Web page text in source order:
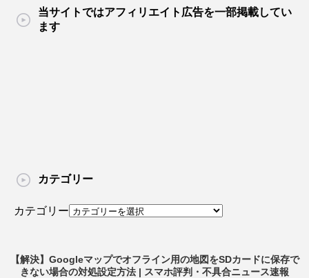
当サイトではアフィリエイト広告を一部掲載してい
ます
カテゴリー
カテゴリー
【解決】Googleマップでオフライン用の地図をSDカードに保存で
きない場合の対処設定方法 | スマホ評判・不具合ニュース速報